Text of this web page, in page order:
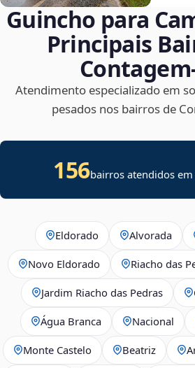
Guincho para
Principais
Atendimento especializado em
pesados nos bairros de
156bairros atendidos em
Eldorado Alvorada
Novo Eldorado Riacho das
Jardim Riacho das Pedras
Água Branca Nacional
Monte Castelo Beatriz